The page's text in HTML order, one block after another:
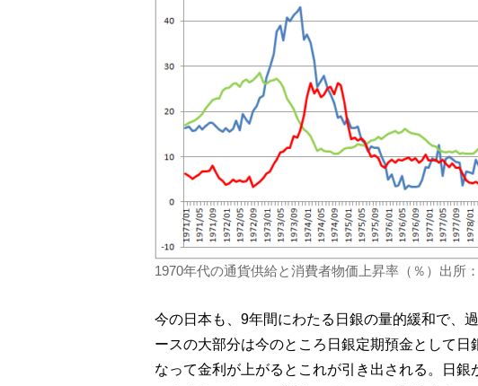
1970年代の通貨供給と消費者物価上昇率（％）出所
今の日本も、9年間にわたる日銀の量的緩和で、
ースの大部分は今のところ日銀定期預金として
なって金利が上がるとこれが引き出される。日銀